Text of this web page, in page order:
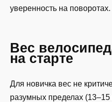
уверенность на поворотах.
Вес
на старте
Для новичка вес не
разумных пределах (13–15